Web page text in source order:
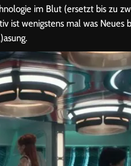
im Blut (ersetzt bis zu
ist wenigstens mal was Neues